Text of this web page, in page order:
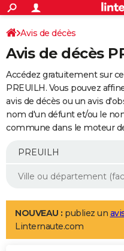
ACTUALITÉS
Politique
Société
Faits Divers
Education
Monde
Villes
+
SPORT
Coupe du monde 2026
Football
Tennis
Cyclisme
Rugby
Forum
Programme TV
TNT
Streaming
Cinéma
Sorties cinéma
Musique
+
FINANCE
Retraite
Epargne
Immobilier
Risques naturels par ville
Banque
Assurance
AUTO
Essais
Réserver un essai
Citadines
Berlines
SUV
Forum auto
+
Mobiles
Meilleur smartphone
Internet
Ordinateurs
Jeux vidéo
Guide high-tech
Aménagement intérieur
LIFESTYLE
Art de vivre
Bien-être
Loisirs
Mode
Modes de vie
Avis de décès
Avis de décès
Accédez gratuitement sur
PREUILH. Vous pouvez
avis de décès ou un avis
nom d'un défunt et/ou le
commune dans le moteur
NOUVEAU : publiez un
Linternaute.com